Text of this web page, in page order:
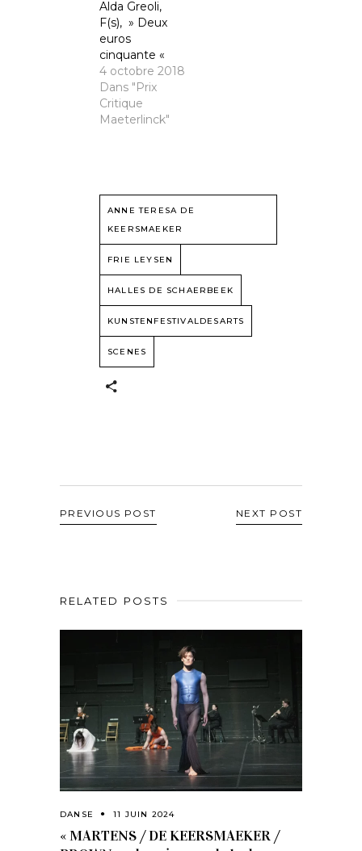
Alda Greoli,
F(s), » Deux
euros
cinquante «
4 octobre 2018
Dans "Prix
Critique
Maeterlinck"
ANNE TERESA DE
KEERSMAEKER
FRIE LEYSEN
HALLES DE SCHAERBEEK
KUNSTENFESTIVALDESARTS
SCENES
PREVIOUS POST NEXT POST
RELATED POSTS
DANSE 11 JUIN 2024
« MARTENS / DE KEERSMAEKER /